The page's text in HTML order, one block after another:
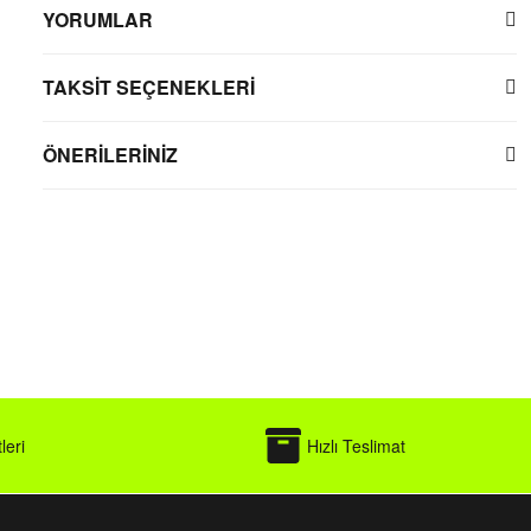
YORUMLAR
TAKSİT SEÇENEKLERİ
ÖNERİLERİNİZ
Hızlı Teslimat